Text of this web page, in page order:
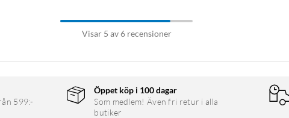
Visar 5 av 6 recensioner
599:-
Öppet köp i 100 dagar
Som medlem! Även fri retur i alla
butiker